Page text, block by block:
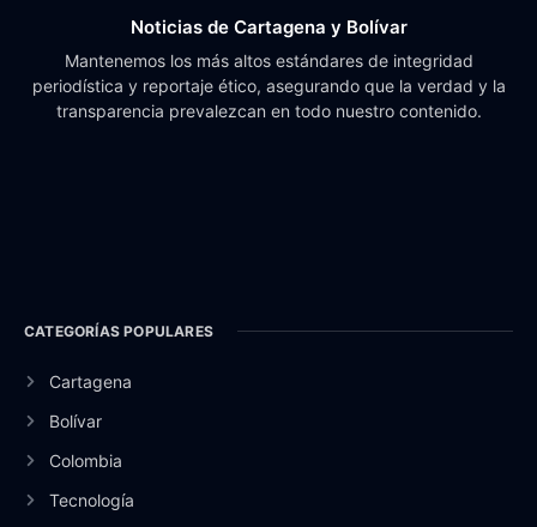
Noticias de Cartagena y Bolívar
Mantenemos los más altos estándares de integridad
periodística y reportaje ético, asegurando que la verdad y la
transparencia prevalezcan en todo nuestro contenido.
CATEGORÍAS POPULARES
Cartagena
Bolívar
Colombia
Tecnología